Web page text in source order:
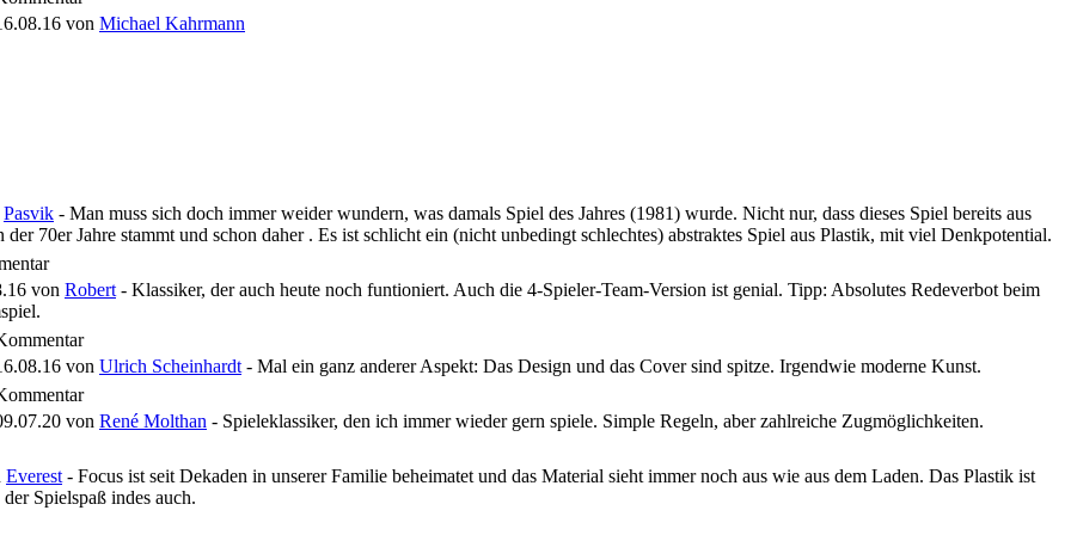
von Michael Kahrmann
Pasvik - Man muss sich doch immer weider wundern, was damals Spiel des Jahres (1981) wurde. Nicht nur, dass dieses Spiel bereits aus
der 70er Jahre stammt und schon daher . Es ist schlicht ein (nicht unbedingt schlechtes) abstraktes Spiel aus Plastik, mit viel Denkpotential.
von Robert - Klassiker, der auch heute noch funtioniert. Auch die 4-Spieler-Team-Version ist genial. Tipp: Absolutes Redeverbot beim
von Ulrich Scheinhardt - Mal ein ganz anderer Aspekt: Das Design und das Cover sind spitze. Irgendwie moderne Kunst.
von René Molthan - Spieleklassiker, den ich immer wieder gern spiele. Simple Regeln, aber zahlreiche Zugmöglichkeiten.
Everest - Focus ist seit Dekaden in unserer Familie beheimatet und das Material sieht immer noch aus wie aus dem Laden. Das Plastik ist
Spielspaß indes auch.